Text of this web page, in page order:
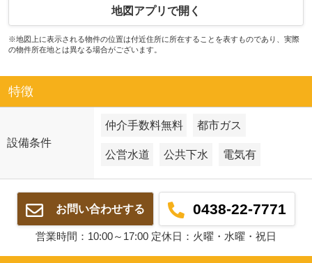
地図アプリで開く
※地図上に表示される物件の位置は付近住所に所在することを表すものであり、実際
の物件所在地とは異なる場合がございます。
特徴
設備条件
仲介手数料無料 都市ガス
公営水道 公共下水 電気有
お問い合わせする 0438-22-7771
営業時間：10:00～17:00 定休日：火曜・水曜・祝日